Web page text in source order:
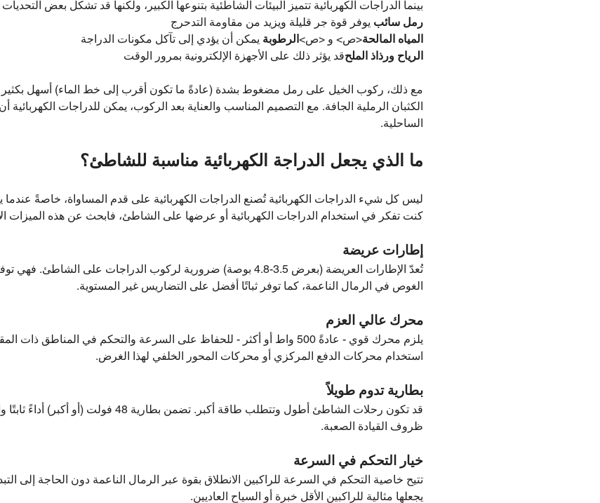
بينما الدراجات الكهربائية تتميز البيئات الشاطئية بتنوعها الكبير، ولكنها قد تشكل بعض التحديات
رمل سائب يوفر قوة جر قليلة ويزيد من مقاومة التدحرج
المياه المالحة<ص> و <ص> الرطوبة يمكن أن يؤدي إلى تآكل مكونات الدراجة
الرياح ورذاذ الملحقد يؤثر ذلك على الأجهزة الإلكترونية بمرور الوقت
مع ذلك، ركوب الخيل على رمل مضغوط بشدة (عادةً ما تكون أقرب إلى خط الماء) أسهل بكثير
الكثبان الرملية الجافة. مع التصميم المناسب والعناية بعد الركوب، يمكن للدراجات
الساحلية.
ما الذي يجعل الدراجة الكهربائية مناسبة للشاطئ؟
ليس كل شيء الدراجات الكهربائية تُصنع الدراجات الكهربائية على قدم المساواة، خاصةً عندما
كنت تفكر في استخدام الدراجات الكهربائية أو عرضها على الشاطئ، فابحث عن هذه الميزات
إطارات عريضة
تُعدّ الإطارات العريضة (بعرض 3.5-4.8 بوصة) ضرورية لركوب الدراجات على
الغوص في الرمال الناعمة، كما توفر ثباتًا أفضل على التضاريس غير المستوية.
محرك عالي العزم
يلزم محرك قوي - عادةً 500 واط أو أكثر - للحفاظ على السرعة والتحكم في المناطق
استخدام محركات الدفع المركزي أو محركات المحور الخلفي لهذا الغرض.
بطارية تدوم طويلاً
قد تكون رحلات الشاطئ أطول وتتطلب طاقة أكبر. تضمن
ظروف القيادة الصعبة.
خيار التحكم في السرعة
تتيح خاصية التحكم في السرعة للراكبين الانطلاق بقوة عبر الرمال الناعمة دون الحاجة إلى
يجعلها مثالية للراكبين الأقل خبرة أو السياح العاديين.